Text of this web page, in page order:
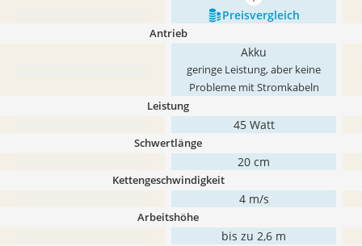
Preis­vergleich
Antrieb
Akku
geringe Leistung, aber keine
Probleme mit Stromkabeln
Leistung
45 Watt
Schwertlänge
20 cm
Kettengeschwindigkeit
4 m/s
Arbeitshöhe
bis zu 2,6 m